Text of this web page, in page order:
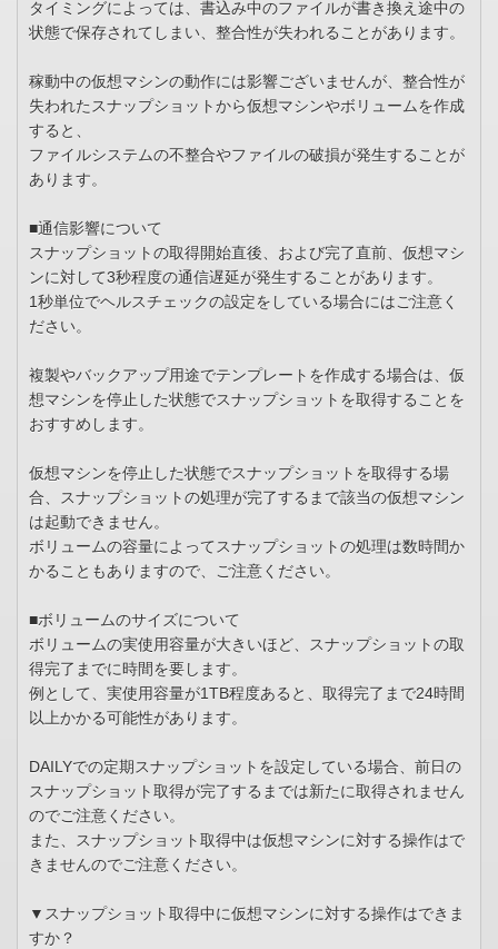
タイミングによっては、書込み中のファイルが書き換え途中の
状態で保存されてしまい、整合性が失われることがあります。
稼動中の仮想マシンの動作には影響ございませんが、整合性が
失われたスナップショットから仮想マシンやボリュームを作成
すると、
ファイルシステムの不整合やファイルの破損が発生することが
あります。
■通信影響について
スナップショットの取得開始直後、および完了直前、仮想マシ
ンに対して3秒程度の通信遅延が発生することがあります。
1秒単位でヘルスチェックの設定をしている場合にはご注意く
ださい。
複製やバックアップ用途でテンプレートを作成する場合は、仮
想マシンを停止した状態でスナップショットを取得することを
おすすめします。
仮想マシンを停止した状態でスナップショットを取得する場
合、スナップショットの処理が完了するまで該当の仮想マシン
は起動できません。
ボリュームの容量によってスナップショットの処理は数時間か
かることもありますので、ご注意ください。
■ボリュームのサイズについて
ボリュームの実使用容量が大きいほど、スナップショットの取
得完了までに時間を要します。
例として、実使用容量が1TB程度あると、取得完了まで24時間
以上かかる可能性があります。
DAILYでの定期スナップショットを設定している場合、前日の
スナップショット取得が完了するまでは新たに取得されません
のでご注意ください。
また、スナップショット取得中は仮想マシンに対する操作はで
きませんのでご注意ください。
▼スナップショット取得中に仮想マシンに対する操作はできま
すか？